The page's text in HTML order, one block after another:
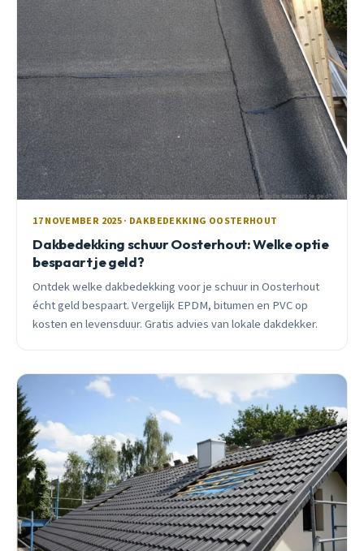
17 NOVEMBER 2025 · DAKBEDEKKING OOSTERHOUT
Dakbedekking schuur Oosterhout: Welke optie
bespaart je geld?
Ontdek welke dakbedekking voor je schuur in Oosterhout
écht geld bespaart. Vergelijk EPDM, bitumen en PVC op
kosten en levensduur. Gratis advies van lokale dakdekker.